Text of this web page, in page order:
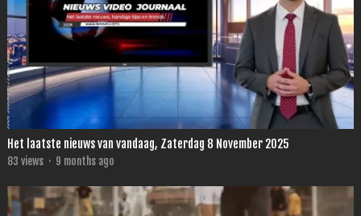
Het laatste nieuws van vandaag, Zaterdag 8 November 2025
83 views · 9 months ago